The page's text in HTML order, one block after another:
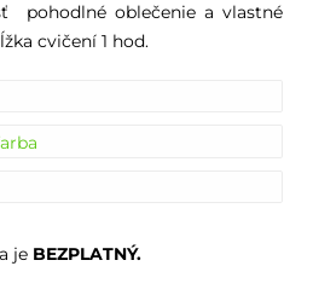
pohodlné oblečenie a vlastné
cvičení 1 hod.
jeBEZPLATNÝ.